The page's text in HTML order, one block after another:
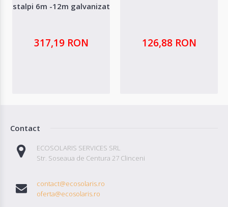
stalpi 6m -12m galvanizat
317,19 RON 126,88 RON
Contact
ECOSOLARIS SERVICES SRL
Str. Soseaua de Centura 27 Clinceni
contact@ecosolaris.ro
oferta@ecosolaris.ro